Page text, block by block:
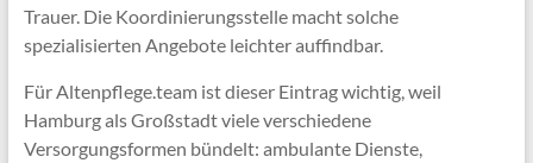
Trauer. Die Koordinierungsstelle macht solche
spezialisierten Angebote leichter auffindbar.
Für Altenpflege.team ist dieser Eintrag wichtig, weil
Hamburg als Großstadt viele verschiedene
Versorgungsformen bündelt: ambulante Dienste,